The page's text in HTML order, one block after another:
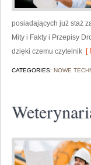
posiadających już staż
Mity i Fakty i Przepisy
dzięki czemu czytelnik [
CATEGORIES: NOWE